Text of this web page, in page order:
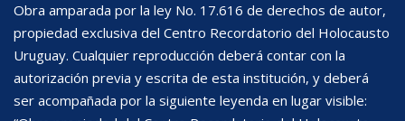
Obra amparada por la ley No. 17.616 de derechos de autor,
propiedad exclusiva del Centro Recordatorio del Holocausto
Uruguay. Cualquier reproducción deberá contar con la
autorización previa y escrita de esta institución, y deberá
ser acompañada por la siguiente leyenda en lugar visible: